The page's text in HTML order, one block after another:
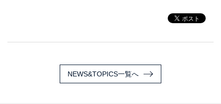
NEWS&TOPICS一覧へ